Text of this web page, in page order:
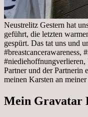
Neustrelitz Gestern hat
geführt, die letzten
gespürt. Das tat uns und
#breastcancerawareness,
#niediehoffnungverlieren,
Partner und der Partnerin
meinen Karsten an
Mein Gravatar